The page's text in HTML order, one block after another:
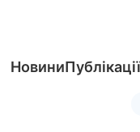
Новини